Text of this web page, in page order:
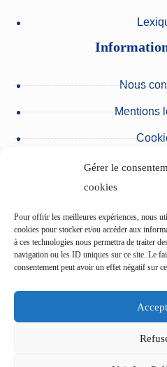
Gérer le
cookies
Pour offrir les meilleures expériences, nous
cookies pour stocker et/ou accéder aux
à ces technologies nous permettra de traiter
navigation ou les ID uniques sur ce site. Le
consentement peut avoir un effet négatif sur
Nous
Mentions
Protection des
Nos
Urgences du pôle des
L’Etablissement du Val
Centre de cardiologie du pôle